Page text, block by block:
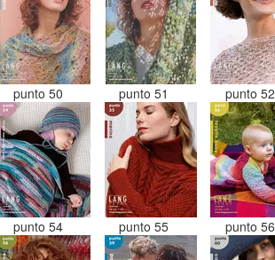
punto 50 punto 51 punto 52
punto 54 punto 55 punto 56